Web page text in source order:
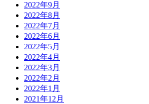
2022年9月
2022年8月
2022年7月
2022年6月
2022年5月
2022年4月
2022年3月
2022年2月
2022年1月
2021年12月